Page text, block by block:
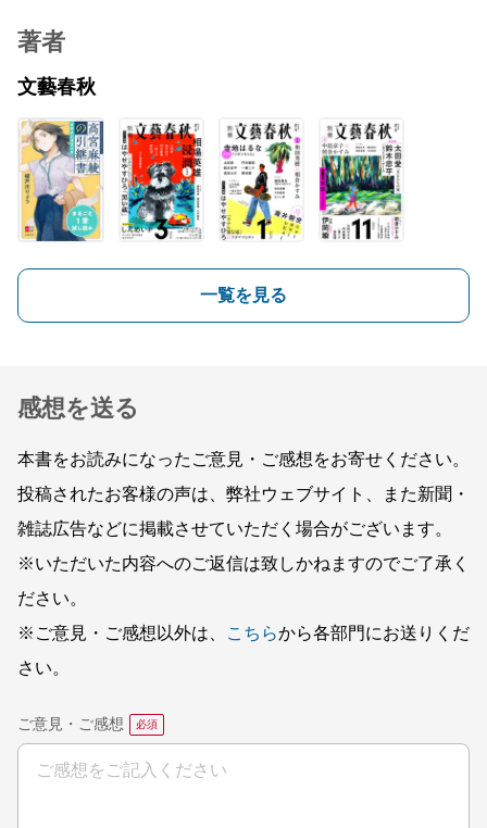
著者
文藝春秋
一覧を見る
感想を送る
本書をお読みになったご意見・ご感想をお寄せください。
投稿されたお客様の声は、弊社ウェブサイト、また新聞・
雑誌広告などに掲載させていただく場合がございます。
※いただいた内容へのご返信は致しかねますのでご了承く
ださい。
※ご意見・ご感想以外は、
こちらから各部門にお送りくだ
さい。
ご意見・ご感想